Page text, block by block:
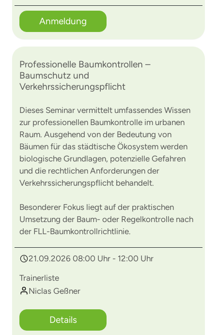
Anmeldung
Professionelle Baumkontrollen –
Baumschutz und
Verkehrssicherungspflicht
Dieses Seminar vermittelt umfassendes Wissen
zur professionellen Baumkontrolle im urbanen
Raum. Ausgehend von der Bedeutung von
Bäumen für das städtische Ökosystem werden
biologische Grundlagen, potenzielle Gefahren
und die rechtlichen Anforderungen der
Verkehrssicherungspflicht behandelt.
Besonderer Fokus liegt auf der praktischen
Umsetzung der Baum- oder Regelkontrolle nach
der FLL-Baumkontrollrichtlinie.
21.09.2026 08:00 Uhr - 12:00 Uhr
Trainerliste
Niclas Geßner
Details